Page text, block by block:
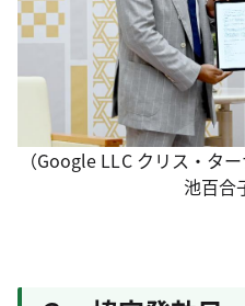
（Google LLC クリス・タ
池百合